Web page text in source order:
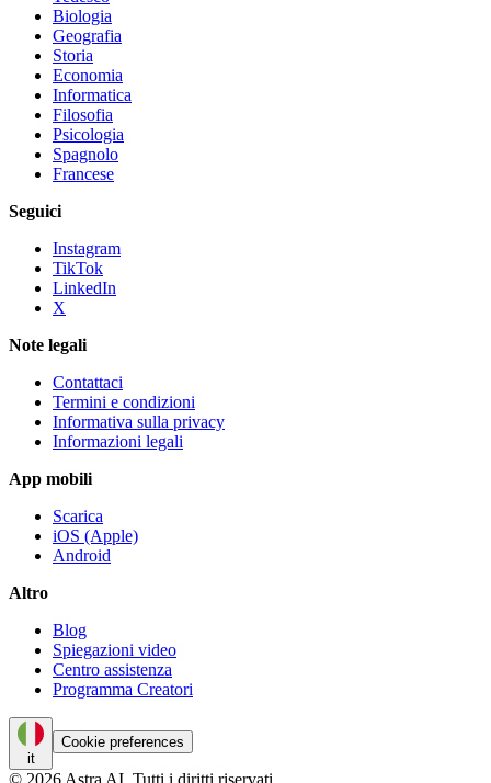
Biologia
Geografia
Storia
Economia
Informatica
Filosofia
Psicologia
Spagnolo
Francese
Seguici
Instagram
TikTok
LinkedIn
X
Note legali
Contattaci
Termini e condizioni
Informativa sulla privacy
Informazioni legali
App mobili
Scarica
iOS (Apple)
Android
Altro
Blog
Spiegazioni video
Centro assistenza
Programma Creatori
it
Cookie preferences
© 2026 Astra AI. Tutti i diritti riservati.